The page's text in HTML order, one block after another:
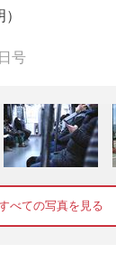
号
べての写真を見る